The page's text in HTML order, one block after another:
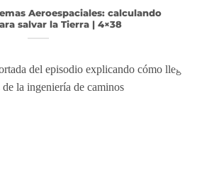
Aeroespaciales: calculando
salvar la Tierra | 4×38